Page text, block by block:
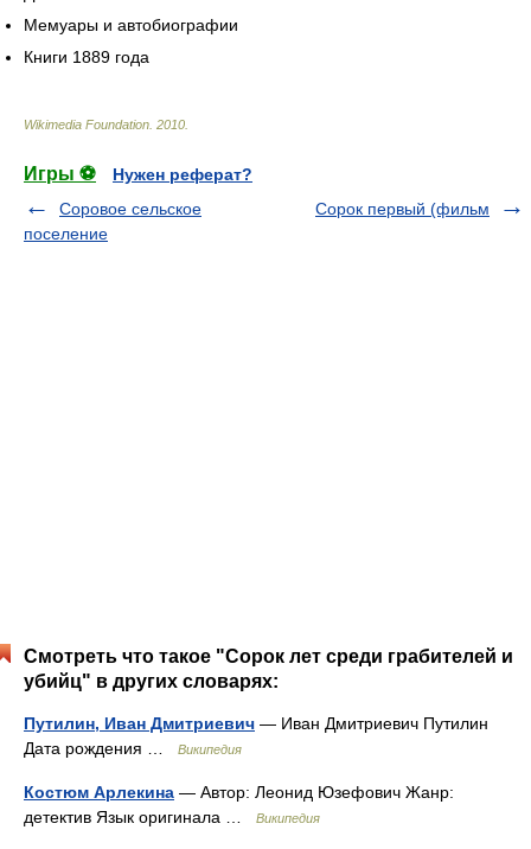
Мемуары и автобиографии
Книги 1889 года
Wikimedia Foundation 2010
Игры ⚽
Нужен реферат?
Соровое сельское
поселение
Сорок первый (фильм
Смотреть что такое "Сорок лет среди грабителей и
убийц" в других словарях:
Путилин, Иван Дмитриевич — Иван Дмитриевич Путилин
Дата рождения …
Википедия
Костюм Арлекина — Автор: Леонид Юзефович Жанр:
детектив Язык оригинала …
Википедия